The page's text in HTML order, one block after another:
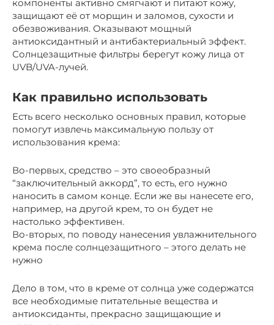
компоненты активно смягчают и питают кожу,
защищают её от морщин и заломов, сухости и
обезвоживания. Оказывают мощный
антиоксидантный и антибактериальный эффект.
Солнцезащитные фильтры берегут кожу лица от
UVB/UVA-лучей.
Как правильно использовать
Есть всего несколько основных правил, которые
помогут извлечь максимальную пользу от
использования крема:
Во-первых, средство – это своеобразный
“заключительный аккорд”, то есть, его нужно
наносить в самом конце. Если же вы нанесете его,
например, на другой крем, то он будет не
настолько эффективен.
Во-вторых, по поводу нанесения увлажнительного
крема после солнцезащитного – этого делать не
нужно
Дело в том, что в креме от солнца уже содержатся
все необходимые питательные вещества и
антиоксиданты, прекрасно защищающие и